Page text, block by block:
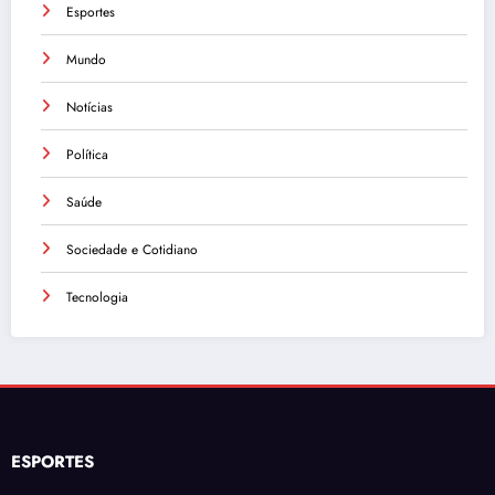
Esportes
Mundo
Notícias
Política
Saúde
Sociedade e Cotidiano
Tecnologia
ESPORTES